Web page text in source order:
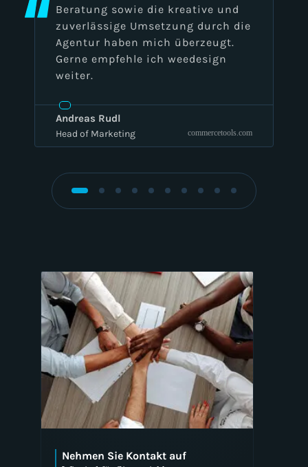
Beratung sowie die kreative und
zuverlässige Umsetzung durch die
Agentur haben mich überzeugt.
Gerne empfehle ich weedesign
weiter.
Andreas Rudl
Head of Marketing commercetools.com
Nehmen Sie Kontakt auf